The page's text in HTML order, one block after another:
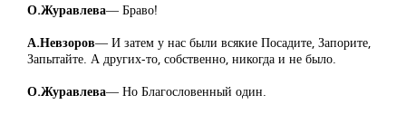
О.Журавлева― Браво!
А.Невзоров― И затем у нас были всякие Посадите, Запорите,
Запытайте. А других-то, собственно, никогда и не было.
О.Журавлева― Но Благословенный один.